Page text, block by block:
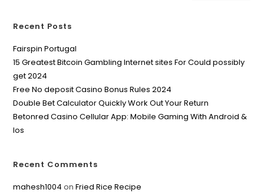
Recent Posts
Fairspin Portugal
15 Greatest Bitcoin Gambling Internet sites For Could possibly
get 2024
Free No deposit Casino Bonus Rules 2024
Double Bet Calculator Quickly Work Out Your Return
Betonred Casino Cellular App: Mobile Gaming With Android &
Ios
Recent Comments
mahesh1004 onFried Rice Recipe